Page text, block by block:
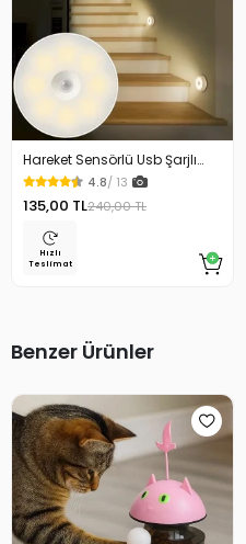
Hareket Sensörlü Usb Şarjlı
Beyaz Led Işık Lamba
4.8/ 13
135,00 TL240,00 TL
Hızlı
Teslimat
Benzer Ürünler